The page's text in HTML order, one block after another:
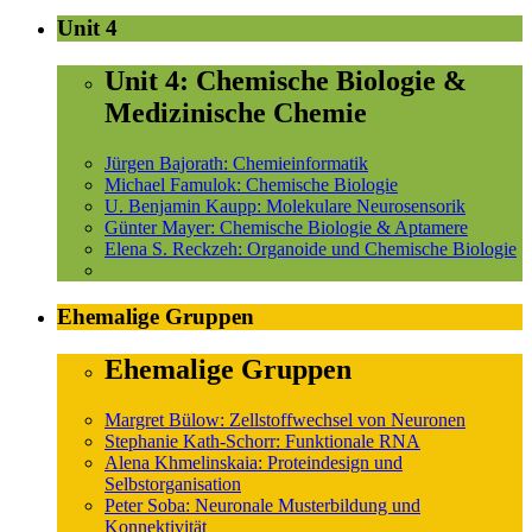
Unit 4
Unit 4: Chemische Biologie &
Medizinische Chemie
Jürgen Bajorath: Chemieinformatik
Michael Famulok: Chemische Biologie
U. Benjamin Kaupp: Molekulare Neurosensorik
Günter Mayer: Chemische Biologie & Aptamere
Elena S. Reckzeh: Organoide und Chemische Biologie
Ehemalige Gruppen
Ehemalige Gruppen
Margret Bülow: Zellstoffwechsel von Neuronen
Stephanie Kath-Schorr: Funktionale RNA
Alena Khmelinskaia: Proteindesign und
Selbstorganisation
Peter Soba: Neuronale Musterbildung und
Konnektivität